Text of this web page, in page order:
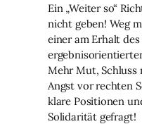
Ein „Weiter so“
nicht geben! Weg
einer am Erhalt
Mehr Mut, Schluss
Angst vor rechten
klare Positionen
Solidarität gefragt!